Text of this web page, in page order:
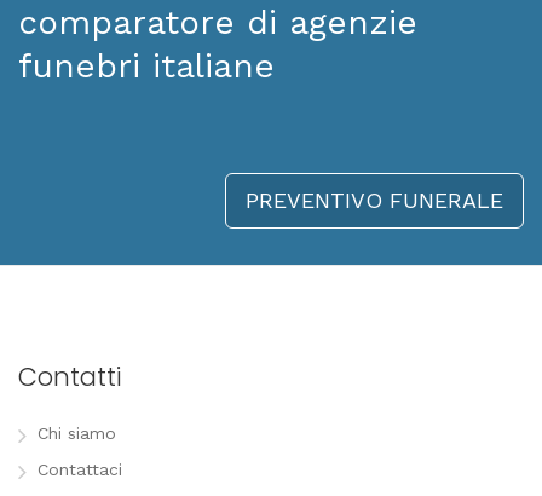
comparatore di agenzie
funebri italiane
PREVENTIVO FUNERALE
Contatti
Chi siamo
Contattaci